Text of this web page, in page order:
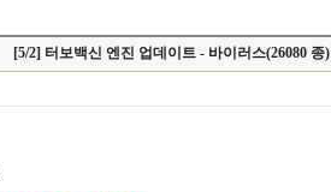
[5/2] 터보백신 엔진 업데이트 - 바이러스(26080 종)